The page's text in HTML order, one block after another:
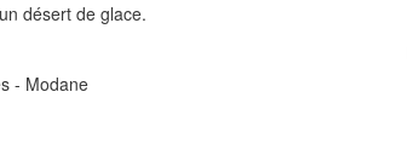
désert de glace.
- Modane